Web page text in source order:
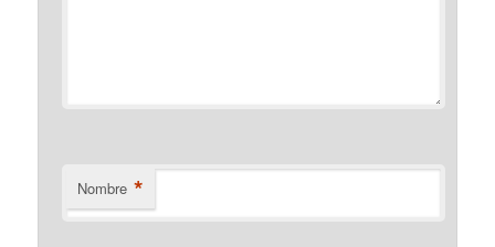
Nombre *